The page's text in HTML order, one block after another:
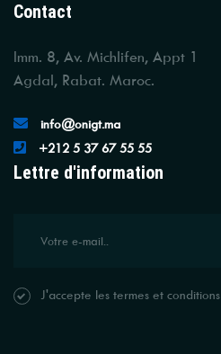
Contact
Imm. 8, Av. Michlifen, Appt 1
Agdal, Rabat. Maroc.
info@onigt.ma
+212 5 37 67 55 55
Lettre d'information
J'accepte les termes et conditions